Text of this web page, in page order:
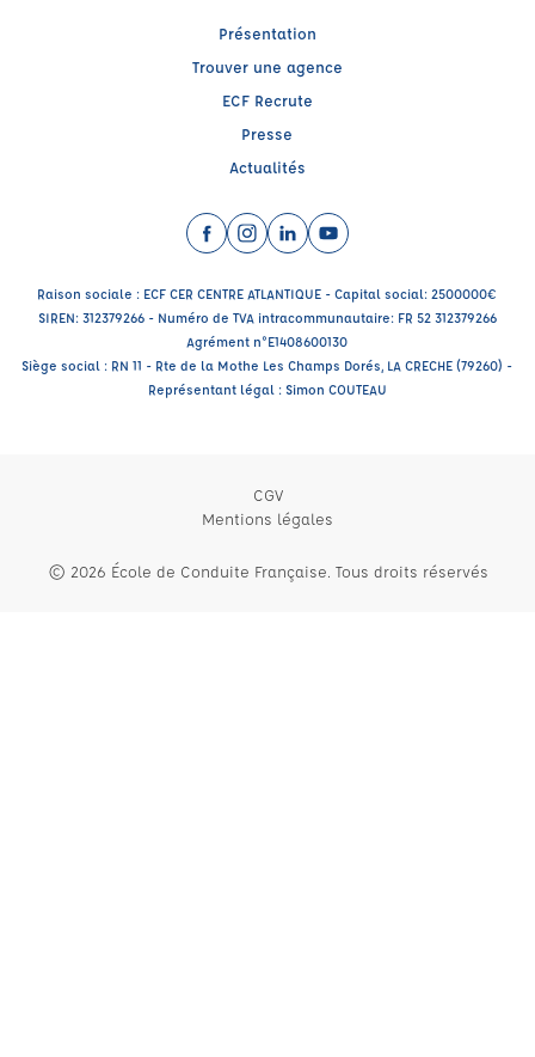
Présentation
Trouver une agence
ECF Recrute
Presse
Actualités
Facebook (nouvelle fenêtre)
Instagram (nouvelle fenêtre)
LinkedIn (nouvelle fenêtre)
YouTube (nouvelle
Raison sociale : ECF CER CENTRE ATLANTIQUE - Capital social: 2500000€
SIREN: 312379266 - Numéro de TVA intracommunautaire: FR 52 312379266
Agrément n°E1408600130
Siège social : RN 11 - Rte de la Mothe Les Champs Dorés, LA CRECHE (79260) -
Représentant légal : Simon COUTEAU
CGV
Mentions légales
© 2026 École de Conduite Française. Tous droits réservés